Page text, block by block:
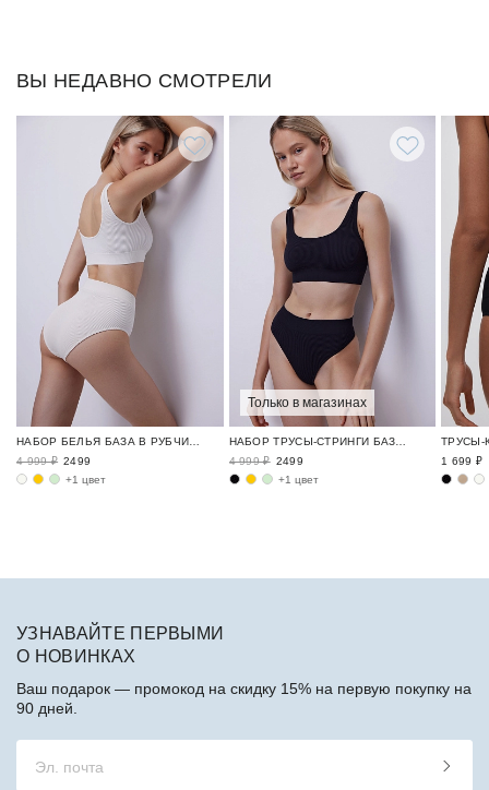
ВЫ НЕДАВНО СМОТРЕЛИ
4 999 ₽ 2499
+1 цвет
Только в магазинах
4 999 ₽ 2499
+1 цвет
1 699 ₽
УЗНАВАЙТЕ ПЕРВЫМИ
О НОВИНКАХ
Ваш подарок — промокод на скидку 15% на первую покупку на
90 дней.